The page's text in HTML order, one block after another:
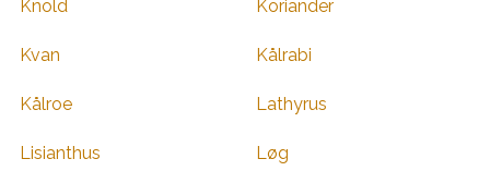
Knold Koriander
Kvan Kålrabi
Kålroe Lathyrus
Lisianthus Løg